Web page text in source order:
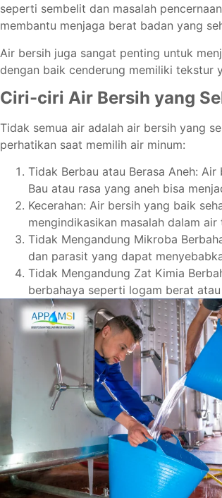
seperti sembelit dan masalah
membantu menjaga berat badan yang
Air bersih juga sangat penting untuk
dengan baik cenderung memiliki tekstur
Ciri-ciri Air Bersih yang
Tidak semua air adalah air bersih yang
perhatikan saat memilih air minum:
Tidak Berbau atau Berasa Aneh:
Bau atau rasa yang aneh bisa
Kecerahan: Air bersih yang baik
mengindikasikan masalah dalam air
Tidak Mengandung Mikroba
dan parasit yang dapat
Tidak Mengandung Zat Kimia
berbahaya seperti logam berat